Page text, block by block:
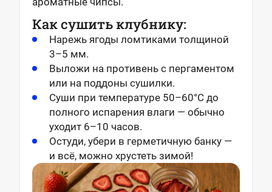
Как сушить клубнику:
Нарежь ягоды ломтиками толщиной
3–5 мм.
Выложи на противень с пергаментом
или на поддоны сушилки.
Суши при температуре 50–60°C до
полного испарения влаги — обычно
уходит 6–10 часов.
Остуди, убери в герметичную банку —
и всё, можно хрустеть зимой!